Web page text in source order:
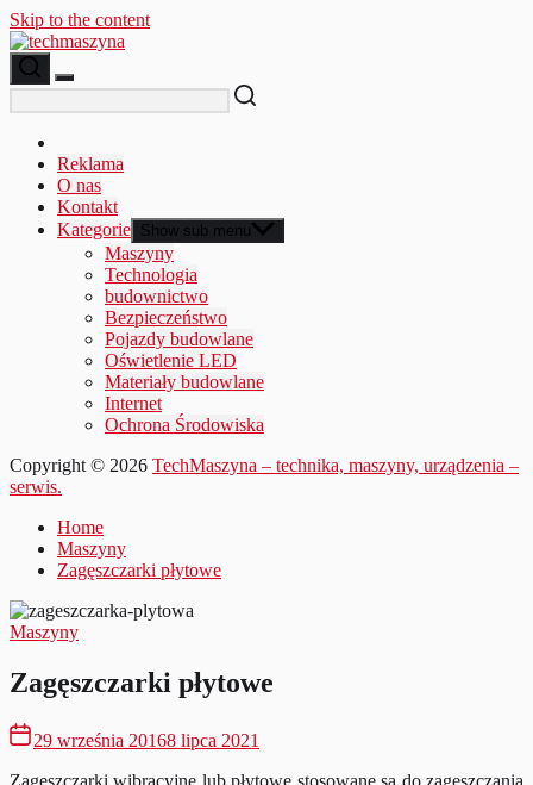
Skip to the content
Reklama
O nas
Kontakt
Kategorie Show sub menu
Maszyny
Technologia
budownictwo
Bezpieczeństwo
Pojazdy budowlane
Oświetlenie LED
Materiały budowlane
Internet
Ochrona Środowiska
Copyright © 2026 TechMaszyna – technika, maszyny, urządzenia –
serwis.
Home
Maszyny
Zagęszczarki płytowe
Maszyny
Zagęszczarki płytowe
29 września 20168 lipca 2021
Zagęszczarki wibracyjne lub płytowe stosowane są do zagęszczania